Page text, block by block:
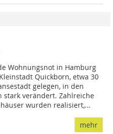
Wohnungsnot in Hamburg
Quickborn, etwa 30
gelegen, in den
stark verändert. Zahlreiche
wurden realisiert,...
mehr